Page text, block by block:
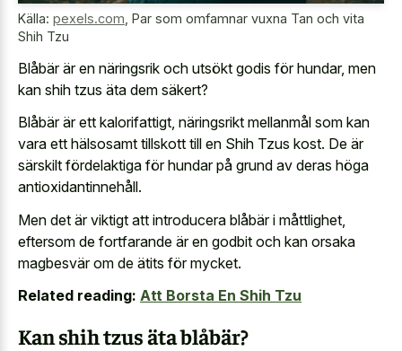
Källa: pexels.com Par som omfamnar vuxna Tan och vita
Shih Tzu
Blåbär är en näringsrik och utsökt godis för hundar, men
kan shih tzus äta dem säkert?
Blåbär är ett kalorifattigt, näringsrikt mellanmål som kan
vara ett hälsosamt tillskott till en Shih Tzus kost. De är
särskilt fördelaktiga för hundar på grund av deras höga
antioxidantinnehåll.
Men det är viktigt att introducera blåbär i måttlighet,
eftersom de fortfarande är en godbit och kan orsaka
magbesvär om de ätits för mycket.
Related reading: Att Borsta En Shih Tzu
Kan shih tzus äta blåbär?